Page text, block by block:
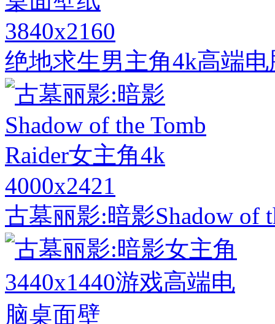
3840x2160
绝地求生男主角4k高端
4000x2421
古墓丽影:暗影Shadow of